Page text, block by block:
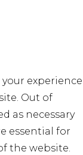
experience
Out of
as necessary
essential for
the website.